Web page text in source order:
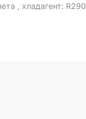
, хладагент: R290